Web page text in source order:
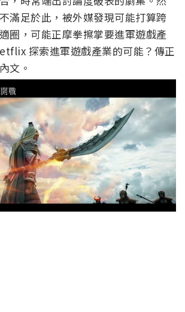
滿足於此，被外媒發現可能打算跨
圈，可能正摩拳擦掌要進軍遊戲產
探索進軍遊戲產業的可能？傳正
文。